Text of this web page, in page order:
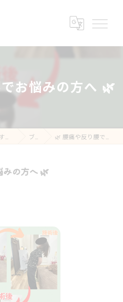
お悩みの方へ 🌿
ブログ 🌿 腰痛や反り腰でお悩みの方へ 🌿
の方へ 🌿